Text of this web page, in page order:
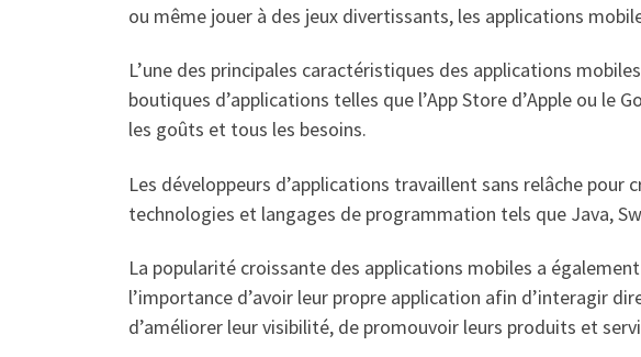
ou même jouer à des jeux divertissants, les applications
L’une des principales caractéristiques des applications
boutiques d’applications telles que l’App Store d’Apple ou le
les goûts et tous les besoins.
Les développeurs d’applications travaillent sans relâche
technologies et langages de programmation tels que Java,
La popularité croissante des applications mobiles a
l’importance d’avoir leur propre application afin d’interagir
d’améliorer leur visibilité, de promouvoir leurs produits et